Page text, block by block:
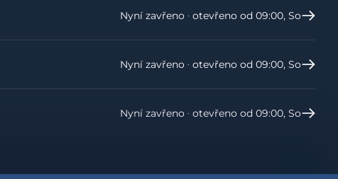
Nyní zavřeno ‧ otevřeno od 09:00, So
Nyní zavřeno ‧ otevřeno od 09:00, So
Nyní zavřeno ‧ otevřeno od 09:00, So